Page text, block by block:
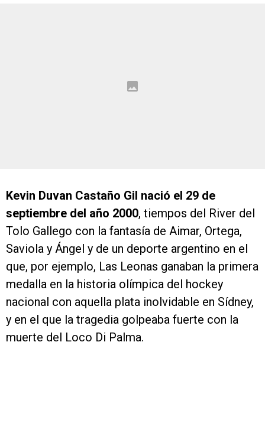
Kevin Duvan Castaño Gil nació el 29 de
septiembre del año 2000, tiempos del River del
Tolo Gallego con la fantasía de Aimar, Ortega,
Saviola y Ángel y de un deporte argentino en el
que, por ejemplo, Las Leonas ganaban la primera
medalla en la historia olímpica del hockey
nacional con aquella plata inolvidable en Sídney,
y en el que la tragedia golpeaba fuerte con la
muerte del Loco Di Palma.